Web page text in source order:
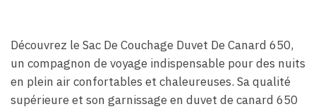
Découvrez le Sac De Couchage Duvet De Canard 650,
un compagnon de voyage indispensable pour des nuits
en plein air confortables et chaleureuses. Sa qualité
supérieure et son garnissage en duvet de canard 650